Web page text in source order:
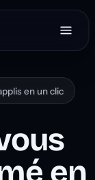
en un clic
en